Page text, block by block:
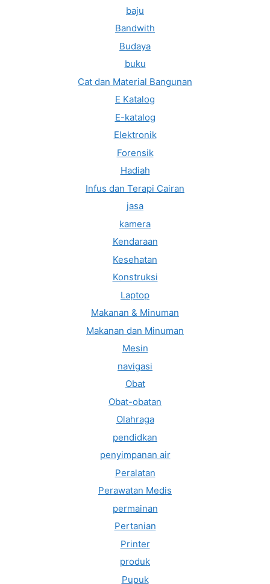
baju
Bandwith
Budaya
buku
Cat dan Material Bangunan
E Katalog
E-katalog
Elektronik
Forensik
Hadiah
Infus dan Terapi Cairan
jasa
kamera
Kendaraan
Kesehatan
Konstruksi
Laptop
Makanan & Minuman
Makanan dan Minuman
Mesin
navigasi
Obat
Obat-obatan
Olahraga
pendidkan
penyimpanan air
Peralatan
Perawatan Medis
permainan
Pertanian
Printer
produk
Pupuk